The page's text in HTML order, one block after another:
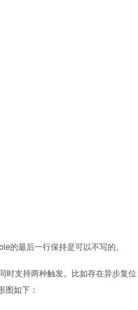
最后一行保持是可以不写的。
支持两种触发。比如存在异步复位
如下：